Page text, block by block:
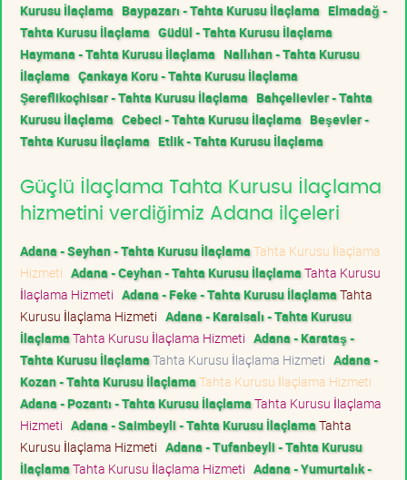
Kurusu İlaçlama Baypazarı - Tahta Kurusu İlaçlama Elmadağ -
Tahta Kurusu İlaçlama Güdül - Tahta Kurusu İlaçlama
Haymana - Tahta Kurusu İlaçlama Nallıhan - Tahta Kurusu
İlaçlama Çankaya Koru - Tahta Kurusu İlaçlama
Şereflikoçhisar - Tahta Kurusu İlaçlama Bahçelievler - Tahta
Kurusu İlaçlama Cebeci - Tahta Kurusu İlaçlama Beşevler -
Tahta Kurusu İlaçlama Etlik - Tahta Kurusu İlaçlama
Güçlü İlaçlama Tahta Kurusu İlaçlama
hizmetini verdiğimiz Adana ilçeleri
Adana - Seyhan - Tahta Kurusu İlaçlamaTahta Kurusu İlaçlama
Hizmeti Adana - Ceyhan - Tahta Kurusu İlaçlamaTahta Kurusu
İlaçlama Hizmeti Adana - Feke - Tahta Kurusu İlaçlamaTahta
Kurusu İlaçlama Hizmeti Adana - Karaisalı - Tahta Kurusu
İlaçlamaTahta Kurusu İlaçlama Hizmeti Adana - Karataş -
Tahta Kurusu İlaçlamaTahta Kurusu İlaçlama Hizmeti Adana -
Kozan - Tahta Kurusu İlaçlamaTahta Kurusu İlaçlama Hizmeti
Adana - Pozantı - Tahta Kurusu İlaçlamaTahta Kurusu İlaçlama
Hizmeti Adana - Saimbeyli - Tahta Kurusu İlaçlamaTahta
Kurusu İlaçlama Hizmeti Adana - Tufanbeyli - Tahta Kurusu
İlaçlamaTahta Kurusu İlaçlama Hizmeti Adana - Yumurtalık -